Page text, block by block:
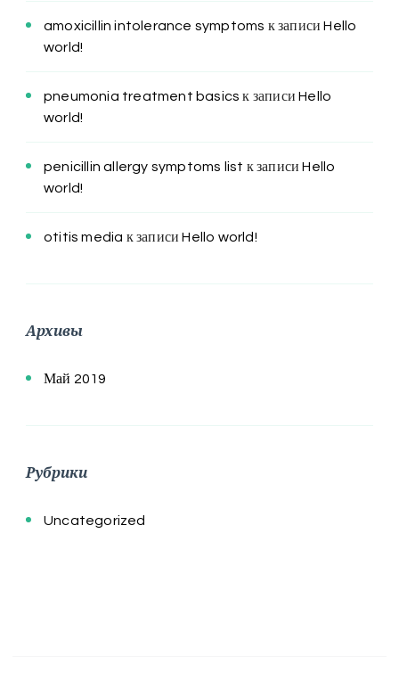
amoxicillin intolerance symptoms к записиHello
world!
pneumonia treatment basics к записиHello
world!
penicillin allergy symptoms list к записиHello
world!
otitis media к записиHello world!
Архивы
Май 2019
Рубрики
Uncategorized